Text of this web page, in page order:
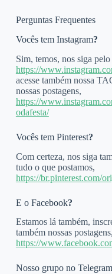
Perguntas Frequentes
Vocês tem Instagram?
Sim, temos, nos siga
https://
acesse também nossa
nossas postagens,
https://
odafesta/
Vocês tem Pinterest?
Com certeza, nos siga
tudo o que postamos,
https://br.pinterest.com/
E o Facebook?
Estamos lá também,
também nossas postagens,
https://
Nosso grupo no Telegram